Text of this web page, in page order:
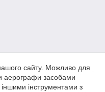
сайту. Можливо для
аерографи засобами
інструментами з